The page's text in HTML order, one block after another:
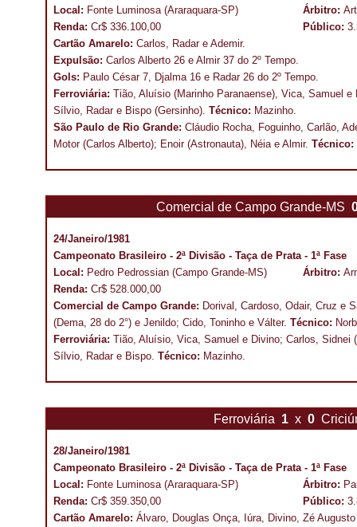
Local: Fonte Luminosa (Araraquara-SP) Árbitro:
Renda: Cr$ 336.100,00 Público:
Cartão Amarelo: Carlos, Radar e Ademir.
Expulsão: Carlos Alberto 26 e Almir 37 do 2º Tempo.
Gols: Paulo César 7, Djalma 16 e Radar 26 do 2º Tempo.
Ferroviária: Tião, Aluísio (Marinho Paranaense), Vica, Samuel
Sílvio, Radar e Bispo (Gersinho). Técnico: Mazinho.
São Paulo de Rio Grande: Cláudio Rocha, Foguinho, Carlão,
Motor (Carlos Alberto); Enoir (Astronauta), Néia e Almir. Técnico:
Comercial de Campo Grande-MS
24/Janeiro/1981
Campeonato Brasileiro - 2ª Divisão - Taça de Prata - 1ª Fase
Local: Pedro Pedrossian (Campo Grande-MS) Árbitro:
Renda: Cr$ 528.000,00
Comercial de Campo Grande: Dorival, Cardoso, Odair, Cruz e
(Dema, 28 do 2°) e Jenildo; Cido, Toninho e Válter. Técnico:
Ferroviária: Tião, Aluísio, Vica, Samuel e Divino; Carlos, Sidnei
Sílvio, Radar e Bispo. Técnico: Mazinho.
Ferroviária 1 x 0
28/Janeiro/1981
Campeonato Brasileiro - 2ª Divisão - Taça de Prata - 1ª Fase
Local: Fonte Luminosa (Araraquara-SP) Árbitro:
Renda: Cr$ 359.350,00 Público:
Cartão Amarelo: Álvaro, Douglas Onça, Iúra, Divino, Zé